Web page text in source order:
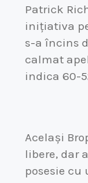
Patrick
inițiativa
s-a încins
calmat
indica 60-
Același
libere, dar
posesie cu